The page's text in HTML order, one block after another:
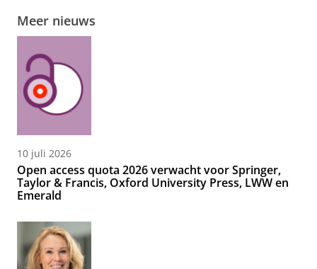
Meer nieuws
10 juli 2026
Open access quota 2026 verwacht voor Springer,
Taylor & Francis, Oxford University Press, LWW en
Emerald